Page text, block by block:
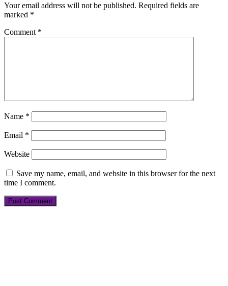
Your email address will not be published. Required fields are
marked *
Comment *
Name *
Email *
Website
Save my name, email, and website in this browser for the next
time I comment.